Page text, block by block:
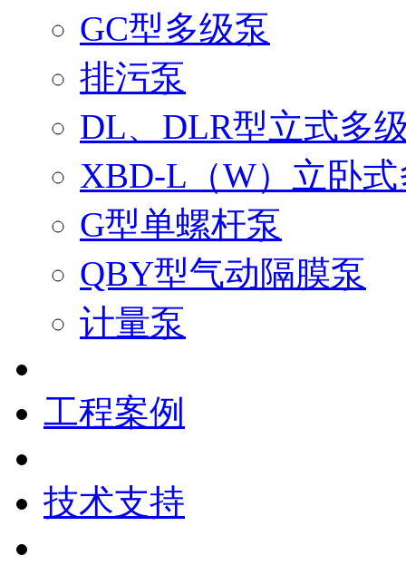
GC型多级泵
排污泵
DL、DLR型立式多
XBD-L（W）立卧
G型单螺杆泵
QBY型气动隔膜泵
计量泵
工程案例
技术支持